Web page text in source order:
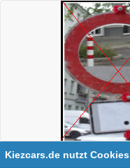
Kiezcars.de nutzt Cookies